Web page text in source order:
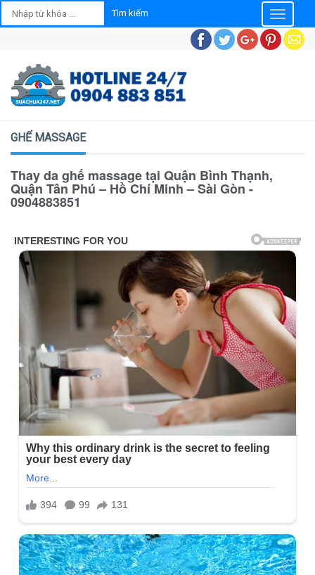
Toggle
GHẾ MASSAGE
Thay da ghế massage tại Quận Bình Thạnh,
Quận Tân Phú – Hồ Chí Minh – Sài Gòn -
0904883851